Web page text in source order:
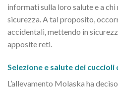
informati sulla loro salute e a chi
sicurezza. A tal proposito,
accidentali, mettendo in
apposite reti.
Selezione e salute dei cuccioli
L’allevamento Molaska ha